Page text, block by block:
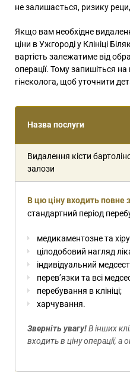
не залишається, ризику
Якщо вам необхідне
ціни в Ужгороді у Клініці
вартість залежатиме від
операції. Тому запишіться
гінеколога, щоб уточнити
Назва послуги
Видалення кісти
залози
В цю ціну входить повне
стандартний період
медикаментозне та
цілодобовий нагляд
індивідуальний
перев’язки та всі
перебування в клініці;
харчування.
Зверніть увагу!В інших
входить в ціну операції, а